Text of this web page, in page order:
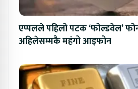
एप्पलले पहिलो पटक ‘फोल्डवेल’
अहिलेसम्मकै महंगो आइफोन